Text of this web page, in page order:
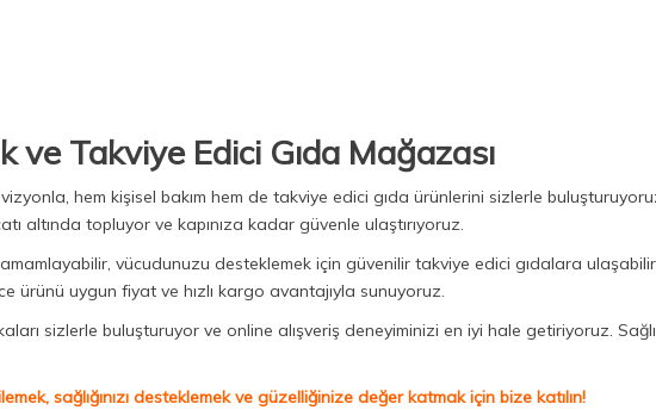
Takviye Edici Gıda Mağazası
hem kişisel bakım hem de takviye edici gıda ürünlerini sizlerle
altında topluyor ve kapınıza kadar güvenle ulaştırıyoruz.
vücudunuzu desteklemek için güvenilir takviye edici gıdalara
ürünü uygun fiyat ve hızlı kargo avantajıyla sunuyoruz.
sizlerle buluşturuyor ve online alışveriş deneyiminizi en iyi hale getiriyoruz.
sağlığınızı desteklemek ve güzelliğinize değer katmak için bize katılın!